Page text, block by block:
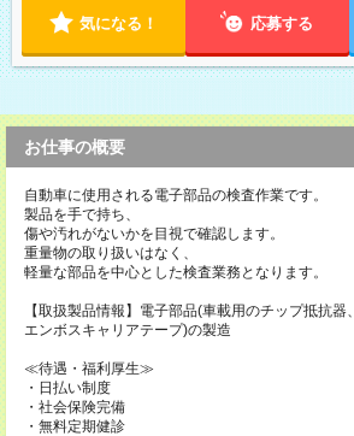
気になる！ 応募する
お仕事の概要
自動車に使用される電子部品の検査作業です。
製品を手で持ち、
傷や汚れがないかを目視で確認します。
重量物の取り扱いはなく、
軽量な部品を中心とした検査業務となります。
【取扱製品情報】電子部品(車載用のチップ抵抗器、
エンボスキャリアテープ)の製造
≪待遇・福利厚生≫
・日払い制度
・社会保険完備
・無料定期健診